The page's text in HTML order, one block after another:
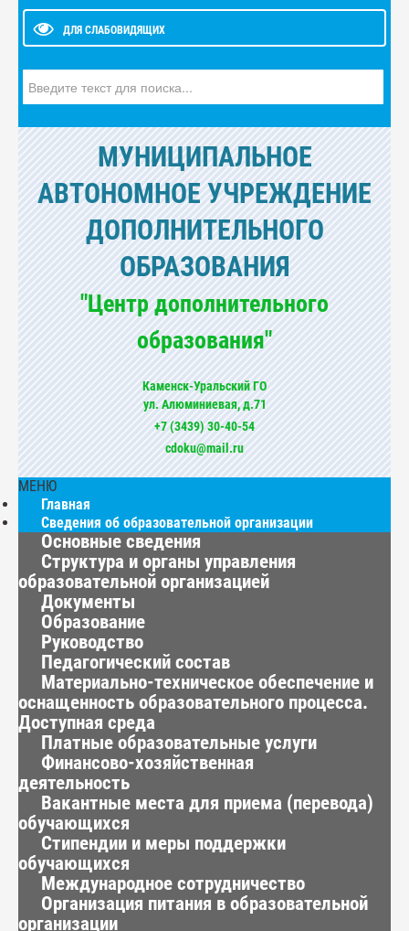
ДЛЯ СЛАБОВИДЯЩИХ
МУНИЦИПАЛЬНОЕ
АВТОНОМНОЕ УЧРЕЖДЕНИЕ
ДОПОЛНИТЕЛЬНОГО
ОБРАЗОВАНИЯ
"Центр дополнительного
образования"
Каменск-Уральский ГО
ул. Алюминиевая, д.71
+7 (3439) 30-40-54
cdoku@mail.ru
МЕНЮ
Главная
Сведения об образовательной организации
Основные сведения
Структура и органы управления
образовательной организацией
Документы
Образование
Руководство
Педагогический состав
Материально-техническое обеспечение и
оснащенность образовательного процесса.
Доступная среда
Платные образовательные услуги
Финансово-хозяйственная
деятельность
Вакантные места для приема (перевода)
обучающихся
Стипендии и меры поддержки
обучающихся
Международное сотрудничество
Организация питания в образовательной
организации